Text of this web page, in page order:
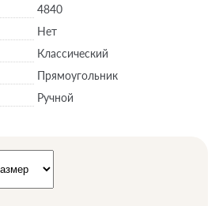
4840
Нет
Классический
Прямоугольник
Ручной